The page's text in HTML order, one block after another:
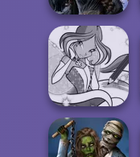
Mystic Coven The
Sisterhood of...